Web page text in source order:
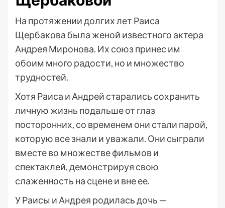
На протяжении долгих лет Раиса
Щербакова была женой известного актера
Андрея Миронова. Их союз принес им
обоим много радости, но и множество
трудностей.
Хотя Раиса и Андрей старались сохранить
личную жизнь подальше от глаз
посторонних, со временем они стали парой,
которую все знали и уважали. Они сыграли
вместе во множестве фильмов и
спектаклей, демонстрируя свою
слаженность на сцене и вне ее.
У Раисы и Андрея родилась дочь —